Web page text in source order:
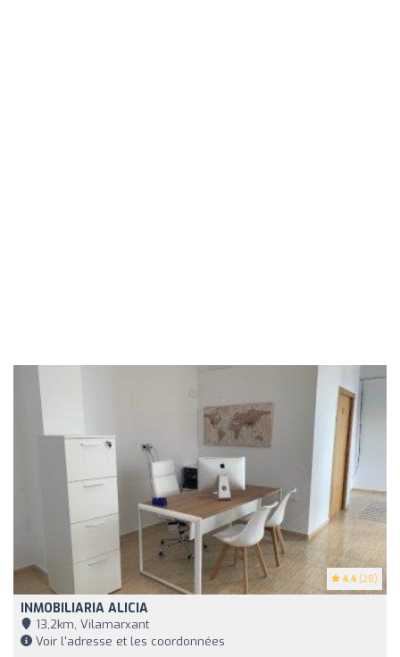
4.4 (28)
INMOBILIARIA ALICIA
13,2km, Vilamarxant
Voir l'adresse et les coordonnées